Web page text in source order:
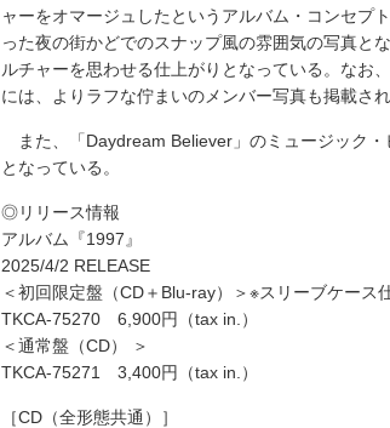
ャーをオマージュしたというアルバム・コンセプ
った夜の街かどでのスナップ風の雰囲気の写真と
ルチャーを思わせる仕上がりとなっている。なお
には、よりラフな佇まいのメンバー写真も掲載され
また、「Daydream Believer」のミュージック
となっている。
◎リリース情報
アルバム『1997』
2025/4/2 RELEASE
＜初回限定盤（CD＋Blu-ray）＞※スリーブケース
TKCA-75270 6,900円（tax in.）
＜通常盤（CD） ＞
TKCA-75271 3,400円（tax in.）
［CD（全形態共通）］